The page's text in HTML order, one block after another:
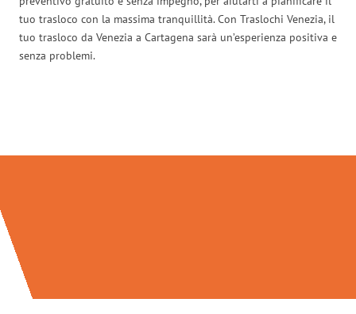
tuo trasloco con la massima tranquillità. Con Traslochi Venezia, il
tuo trasloco da Venezia a Cartagena sarà un’esperienza positiva e
senza problemi.